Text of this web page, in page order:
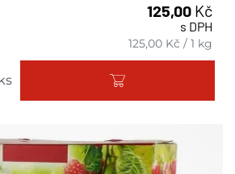
125,00 Kč
s DPH
125,00 Kč /1 kg
ks